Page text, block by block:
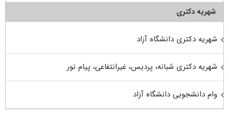
شهریه دکتری
شهریه دکتری دانشگاه آزاد
شهریه دکتری شبانه، پردیس، غیرانتفاعی، پیام نور
وام دانشجویی دانشگاه آزاد